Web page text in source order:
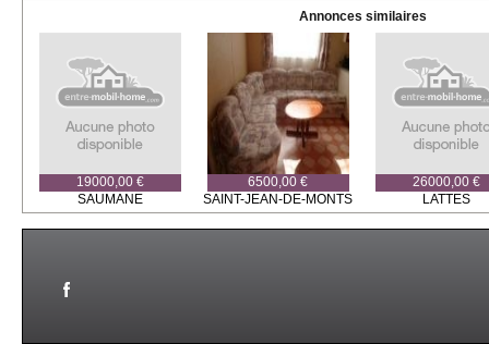
Annonces similaires
19000,00 €
SAUMANE
6500,00 €
SAINT-JEAN-DE-MONTS
26000,00 €
LATTES